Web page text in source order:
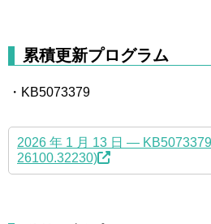
累積更新プログラム
・KB5073379
2026 年 1 月 13 日 —
26100.32230)